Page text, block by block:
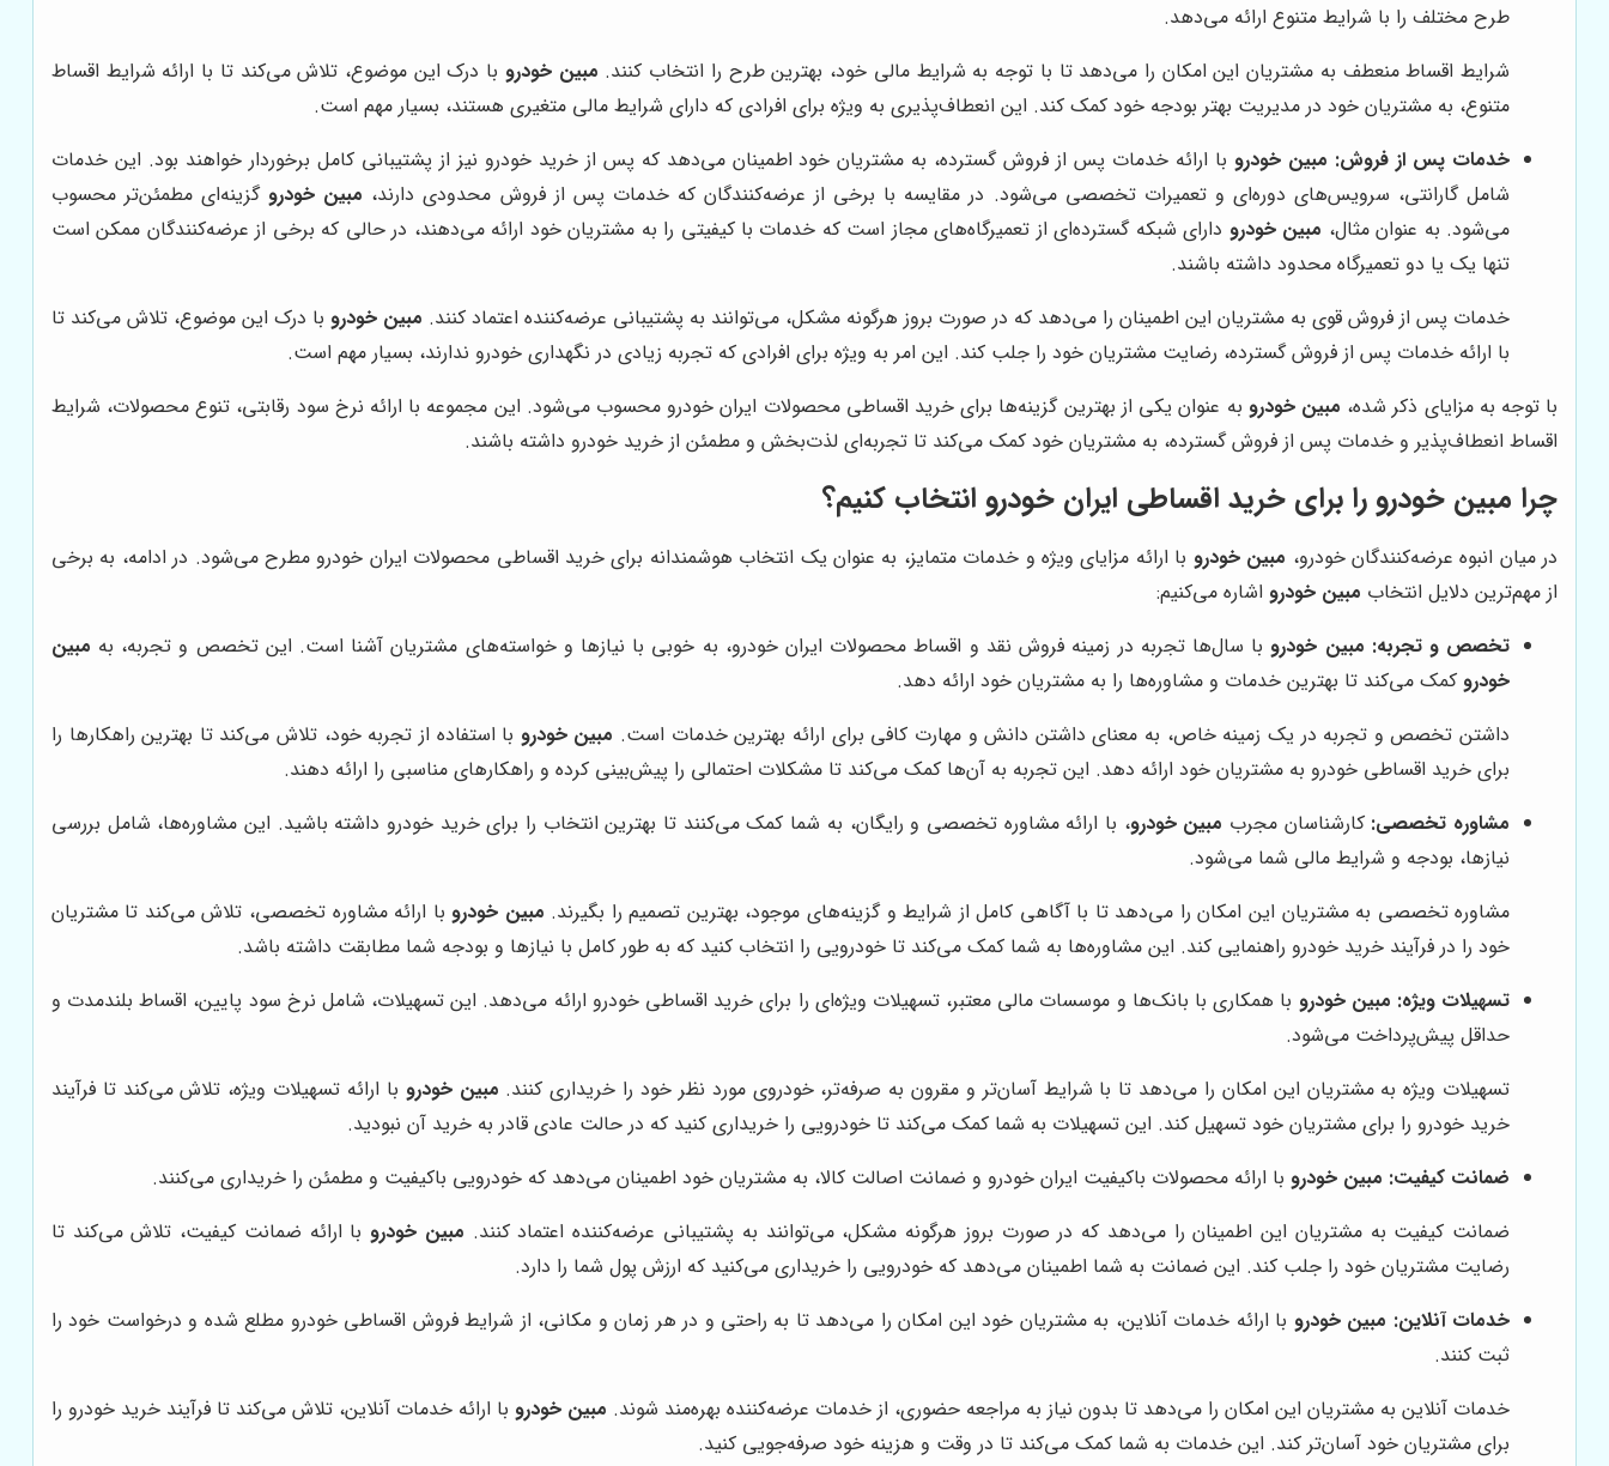
طرح مختلف را با شرایط متنوع ارائه می‌دهد.
شرایط اقساط منعطف به مشتریان این امکان را می‌دهد تا با توجه به شرایط مالی خود، بهترین طرح را انتخاب کنند. مبین خودرو با درک این موضوع، تلاش می‌کند تا با ارائه شرایط اقساط
متنوع، به مشتریان خود در مدیریت بهتر بودجه خود کمک کند. این انعطاف‌پذیری به ویژه برای افرادی که دارای شرایط مالی متغیری هستند، بسیار مهم است.
خدمات پس از فروش: مبین خودرو با ارائه خدمات پس از فروش گسترده، به مشتریان خود اطمینان می‌دهد که پس از خرید خودرو نیز از پشتیبانی کامل برخوردار خواهند بود. این خدمات
شامل گارانتی، سرویس‌های دوره‌ای و تعمیرات تخصصی می‌شود. در مقایسه با برخی از عرضه‌کنندگان که خدمات پس از فروش محدودی دارند، مبین خودرو گزینه‌ای مطمئن‌تر محسوب
می‌شود. به عنوان مثال، مبین خودرو دارای شبکه گسترده‌ای از تعمیرگاه‌های مجاز است که خدمات با کیفیتی را به مشتریان خود ارائه می‌دهند، در حالی که برخی از عرضه‌کنندگان ممکن است
تنها یک یا دو تعمیرگاه محدود داشته باشند.
خدمات پس از فروش قوی به مشتریان این اطمینان را می‌دهد که در صورت بروز هرگونه مشکل، می‌توانند به پشتیبانی عرضه‌کننده اعتماد کنند. مبین خودرو با درک این موضوع، تلاش می‌کند تا
با ارائه خدمات پس از فروش گسترده، رضایت مشتریان خود را جلب کند. این امر به ویژه برای افرادی که تجربه زیادی در نگهداری خودرو ندارند، بسیار مهم است.
با توجه به مزایای ذکر شده، مبین خودرو به عنوان یکی از بهترین گزینه‌ها برای خرید اقساطی محصولات ایران خودرو محسوب می‌شود. این مجموعه با ارائه نرخ سود رقابتی، تنوع محصولات، شرایط
اقساط انعطاف‌پذیر و خدمات پس از فروش گسترده، به مشتریان خود کمک می‌کند تا تجربه‌ای لذت‌بخش و مطمئن از خرید خودرو داشته باشند.
چرا مبین خودرو را برای خرید اقساطی ایران خودرو انتخاب کنیم؟
در میان انبوه عرضه‌کنندگان خودرو، مبین خودرو با ارائه مزایای ویژه و خدمات متمایز، به عنوان یک انتخاب هوشمندانه برای خرید اقساطی محصولات ایران خودرو مطرح می‌شود. در ادامه، به برخی
از مهم‌ترین دلایل انتخاب مبین خودرواشاره می‌کنیم:
تخصص و تجربه: مبین خودروبا سال‌ها تجربه در زمینه فروش نقد و اقساط محصولات ایران خودرو، به خوبی با نیازها و خواسته‌های مشتریان آشنا است. این تخصص و تجربه، به مبین
خودروکمک می‌کند تا بهترین خدمات و مشاوره‌ها را به مشتریان خود ارائه دهد.
داشتن تخصص و تجربه در یک زمینه خاص، به معنای داشتن دانش و مهارت کافی برای ارائه بهترین خدمات است. مبین خودرو با استفاده از تجربه خود، تلاش می‌کند تا بهترین راهکارها را
برای خرید اقساطی خودرو به مشتریان خود ارائه دهد. این تجربه به آن‌ها کمک می‌کند تا مشکلات احتمالی را پیش‌بینی کرده و راهکارهای مناسبی را ارائه دهند.
مشاوره تخصصی: کارشناسان مجرب مبین خودرو، با ارائه مشاوره تخصصی و رایگان، به شما کمک می‌کنند تا بهترین انتخاب را برای خرید خودرو داشته باشید. این مشاوره‌ها، شامل بررسی
نیازها، بودجه و شرایط مالی شما می‌شود.
مشاوره تخصصی به مشتریان این امکان را می‌دهد تا با آگاهی کامل از شرایط و گزینه‌های موجود، بهترین تصمیم را بگیرند. مبین خودروبا ارائه مشاوره تخصصی، تلاش می‌کند تا مشتریان
خود را در فرآیند خرید خودرو راهنمایی کند. این مشاوره‌ها به شما کمک می‌کند تا خودرویی را انتخاب کنید که به طور کامل با نیازها و بودجه شما مطابقت داشته باشد.
تسهیلات ویژه: مبین خودرو با همکاری با بانک‌ها و موسسات مالی معتبر، تسهیلات ویژه‌ای را برای خرید اقساطی خودرو ارائه می‌دهد. این تسهیلات، شامل نرخ سود پایین، اقساط بلندمدت و
حداقل پیش‌پرداخت می‌شود.
تسهیلات ویژه به مشتریان این امکان را می‌دهد تا با شرایط آسان‌تر و مقرون به صرفه‌تر، خودروی مورد نظر خود را خریداری کنند. مبین خودرو با ارائه تسهیلات ویژه، تلاش می‌کند تا فرآیند
خرید خودرو را برای مشتریان خود تسهیل کند. این تسهیلات به شما کمک می‌کند تا خودرویی را خریداری کنید که در حالت عادی قادر به خرید آن نبودید.
ضمانت کیفیت: مبین خودروبا ارائه محصولات باکیفیت ایران خودرو و ضمانت اصالت کالا، به مشتریان خود اطمینان می‌دهد که خودرویی باکیفیت و مطمئن را خریداری می‌کنند.
ضمانت کیفیت به مشتریان این اطمینان را می‌دهد که در صورت بروز هرگونه مشکل، می‌توانند به پشتیبانی عرضه‌کننده اعتماد کنند. مبین خودروبا ارائه ضمانت کیفیت، تلاش می‌کند تا
رضایت مشتریان خود را جلب کند. این ضمانت به شما اطمینان می‌دهد که خودرویی را خریداری می‌کنید که ارزش پول شما را دارد.
خدمات آنلاین: مبین خودرو با ارائه خدمات آنلاین، به مشتریان خود این امکان را می‌دهد تا به راحتی و در هر زمان و مکانی، از شرایط فروش اقساطی خودرو مطلع شده و درخواست خود را
ثبت کنند.
خدمات آنلاین به مشتریان این امکان را می‌دهد تا بدون نیاز به مراجعه حضوری، از خدمات عرضه‌کننده بهره‌مند شوند. مبین خودرو با ارائه خدمات آنلاین، تلاش می‌کند تا فرآیند خرید خودرو را
برای مشتریان خود آسان‌تر کند. این خدمات به شما کمک می‌کند تا در وقت و هزینه خود صرفه‌جویی کنید.